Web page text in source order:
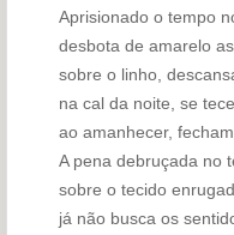
Aprisionado o tempo
desbota de amarelo
sobre o linho,
na cal da noite, se
ao amanhecer,
A pena debruçada no
sobre o tecido
já não busca os